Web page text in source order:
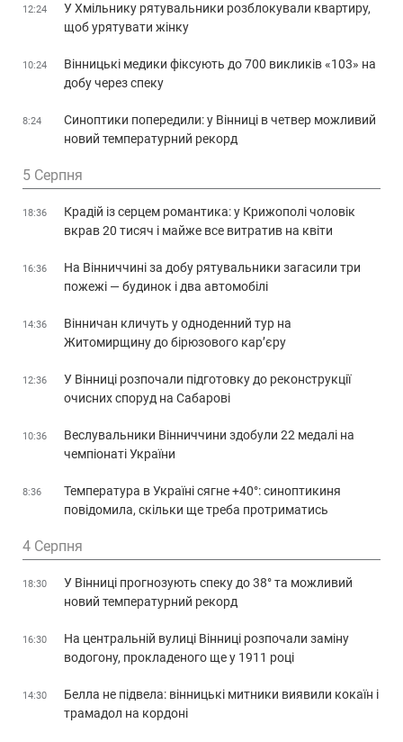
12:24
У Хмільнику рятувальники розблокували квартиру,
щоб урятувати жінку
10:24
Вінницькі медики фіксують до 700 викликів «103» на
добу через спеку
8:24
Синоптики попередили: у Вінниці в четвер можливий
новий температурний рекорд
5 Серпня
18:36
Крадій із серцем романтика: у Крижополі чоловік
вкрав 20 тисяч і майже все витратив на квіти
16:36
На Вінниччині за добу рятувальники загасили три
пожежі — будинок і два автомобілі
14:36
Вінничан кличуть у одноденний тур на
Житомирщину до бірюзового кар’єру
12:36
У Вінниці розпочали підготовку до реконструкції
очисних споруд на Сабарові
10:36
Веслувальники Вінниччини здобули 22 медалі на
чемпіонаті України
8:36
Температура в Україні сягне +40°: синоптикиня
повідомила, скільки ще треба протриматись
4 Серпня
18:30
У Вінниці прогнозують спеку до 38° та можливий
новий температурний рекорд
16:30
На центральній вулиці Вінниці розпочали заміну
водогону, прокладеного ще у 1911 році
14:30
Белла не підвела: вінницькі митники виявили кокаїн і
трамадол на кордоні